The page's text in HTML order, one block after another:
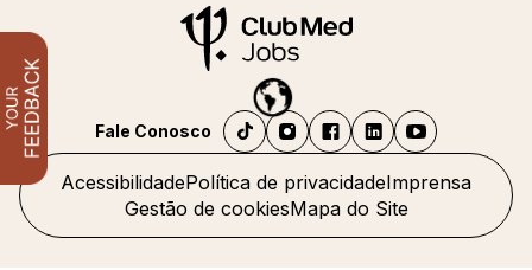
AcessibilidadePolítica de privacidadeImprensa
Gestão de cookiesMapa do Site
Fale Conosco